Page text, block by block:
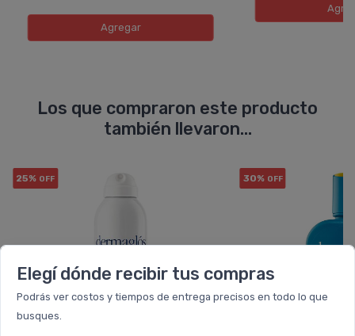
Elegí dónde recibir tus compras
Podrás ver costos y tiempos de entrega precisos en todo lo que
busques.
Agregar
Los que compraron este producto
también llevaron...
25% OFF 30% OFF